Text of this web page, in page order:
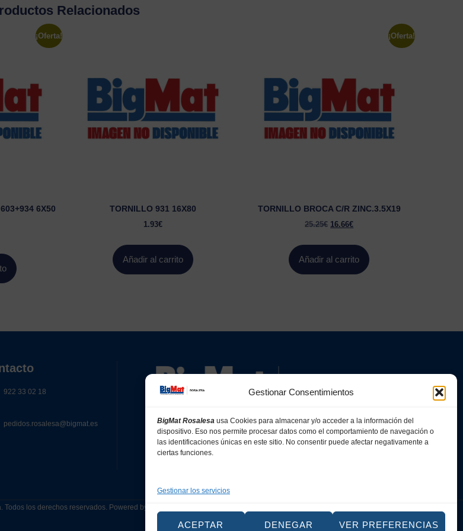
Gestionar Consentimientos
BigMat Rosalesa usa Cookies para almacenar y/o acceder a la información del
dispositivo. Eso nos permite procesar datos como el comportamiento de navegación o
las identificaciones únicas en este sitio. No consentir puede afectar negativamente a
ciertas funciones.
Gestionar los servicios
ACEPTAR DENEGAR VER PREFERENCIAS
Relacionados
¡Oferta!
6X50
TORNILLO 931 16X80
1.93€
Añadir al carrito
¡Oferta!
TORNILLO BROCA C/R ZINC.3.5X19
25.25€ 16.66€
Añadir al carrito
922 33 02 18
pedidos.rosalesa@bigmat.es
los derechos reservados. Powered by